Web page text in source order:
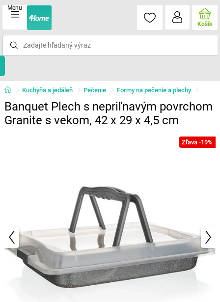
Menu
Košík
Kuchyňa a jedáleň Pečenie Formy na pečenie a plechy
Banquet Plech s nepriľnavým povrchom
Granite s vekom, 42 x 29 x 4,5 cm
Zľava -19%